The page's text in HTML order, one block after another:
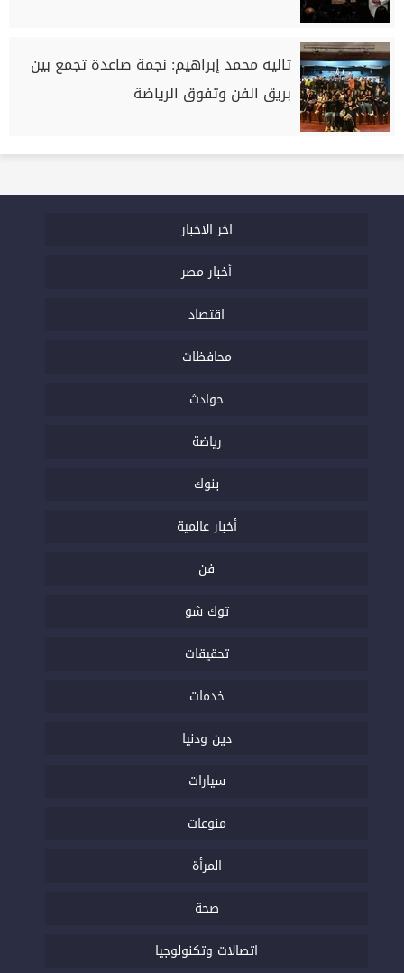
تاليه محمد إبراهيم: نجمة صاعدة تجمع بين
بريق الفن وتفوق الرياضة
اخر الاخبار
أخبار مصر
اقتصاد
محافظات
حوادث
رياضة
بنوك
أخبار عالمية
فن
توك شو
تحقيقات
خدمات
دين ودنيا
سيارات
منوعات
المرأة
صحة
اتصالات وتكنولوجيا